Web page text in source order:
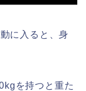
に入ると、身
を持つと重た